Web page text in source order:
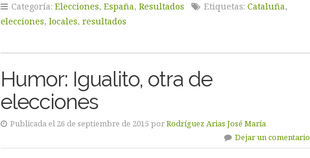
Categoría: Elecciones, España, Resultados Etiquetas: Cataluña,
elecciones, locales, resultados
Humor: Igualito, otra de
elecciones
Publicada el 26 de septiembre de 2015 porRodríguez Arias José María
Dejar un comentario